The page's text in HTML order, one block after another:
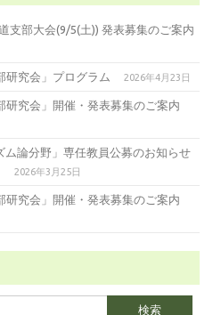
支部大会(9/5(土)) 発表募集のご案内
研究会」プログラム 2026年4月23日
研究会」開催・発表募集のご案内
論分野」専任教員公募のお知らせ
2026年3月25日
研究会」開催・発表募集のご案内